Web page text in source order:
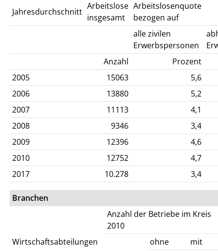
Jahresdurchschnitt
Arbeitslose
insgesamt
Arbeitslosenquote
bezogen auf
alle zivilen
Erwerbspersonen
Anzahl
Prozent
2005
15063
5,6
2006
13880
5,2
2007
11113
4,1
2008
9346
3,4
2009
12396
4,6
2010
12752
4,7
2017
10.278 3,4
Branchen
Wirtschaftsabteilungen
Anzahl der Betriebe im Kreis
2010
ohne
mit